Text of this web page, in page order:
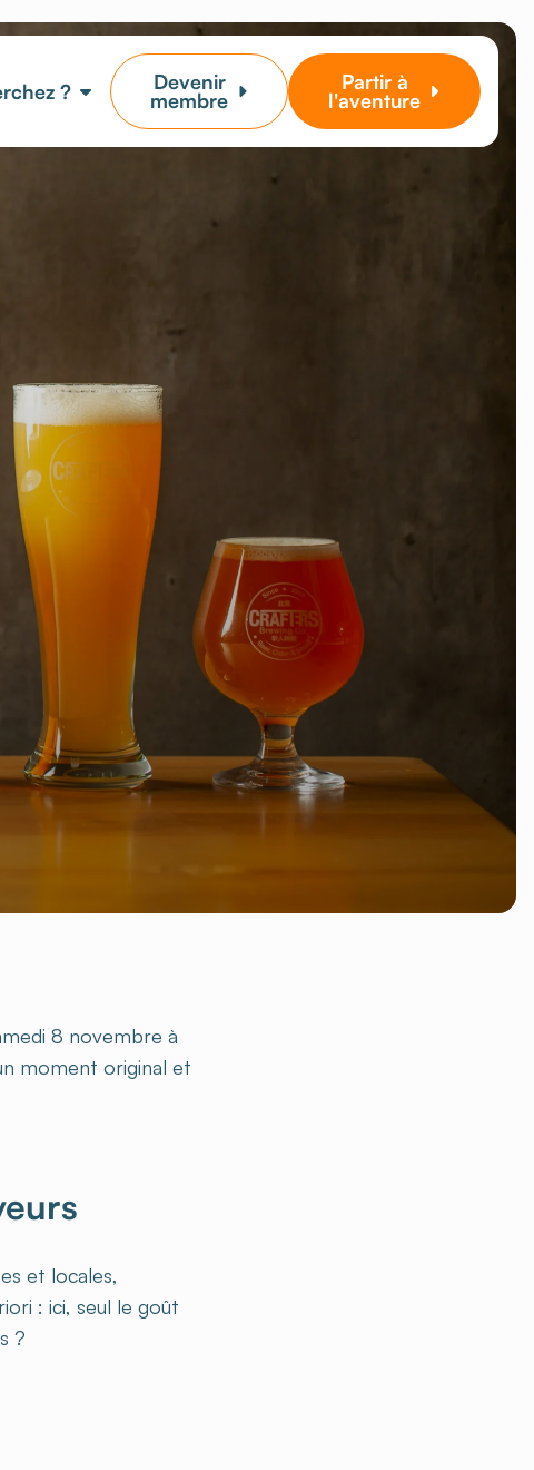
? Devenir
membre
Partir à
l'aventure
8 novembre à
moment original et
et locales,
: ici, seul le goût
?